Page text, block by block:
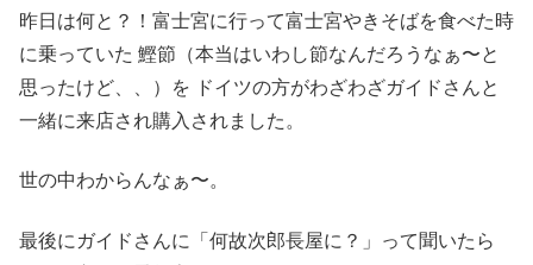
昨日は何と？！富士宮に行って富士宮やきそばを食べた時
に乗っていた 鰹節（本当はいわし節なんだろうなぁ〜と
思ったけど、、）を ドイツの方がわざわざガイドさんと
一緒に来店され購入されました。
世の中わからんなぁ〜。
最後にガイドさんに「何故次郎長屋に？」って聞いたら